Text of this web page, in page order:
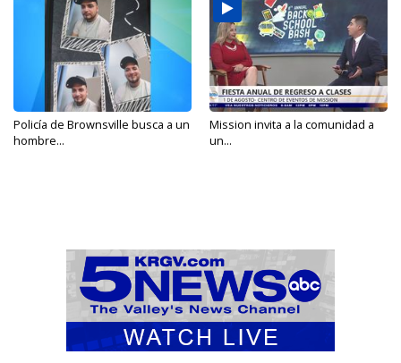
Policía de Brownsville busca a un
hombre...
Mission invita a la comunidad a
un...